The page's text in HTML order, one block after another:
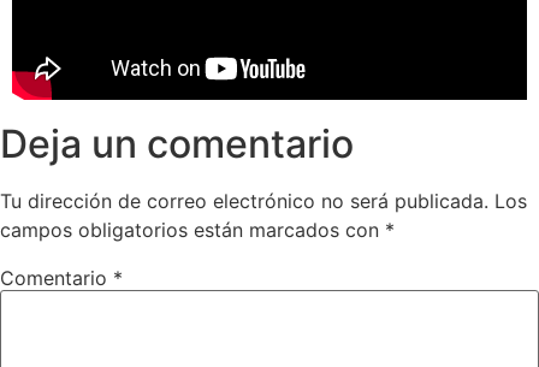
Deja un comentario
Tu dirección de correo electrónico no será publicada. Los
campos obligatorios están marcados con *
Comentario *